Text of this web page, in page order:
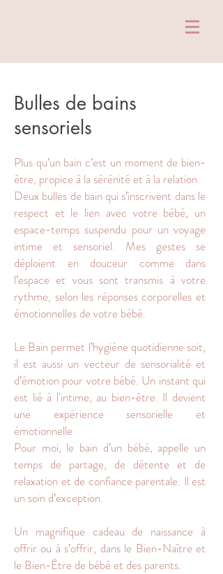
Bulles de bains
sensoriels
Plus qu’un bain c’est un moment de bien-
être, propice à la sérénité et à la relation.
Deux bulles de bain qui s’inscrivent dans le
respect et le lien avec votre bébé, un
espace-temps suspendu pour un voyage
intime et sensoriel. Mes gestes se
déploient en douceur comme dans
l’espace et vous sont transmis à votre
rythme, selon les réponses corporelles et
émotionnelles de votre bébé.
Le Bain permet l’hygiène quotidienne soit,
il est aussi un vecteur de sensorialité et
d’émotion pour votre bébé. Un instant qui
est lié à l'intime, au bien-être. Il devient
une expérience sensorielle et
émotionnelle
Pour moi, le bain d’un bébé, appelle un
temps de partage, de détente et de
relaxation et de confiance parentale. Il est
un soin d’exception.
Un magnifique cadeau de naissance à
offrir ou à s’offrir, dans le Bien-Naître et
le Bien-Être de bébé et des parents.